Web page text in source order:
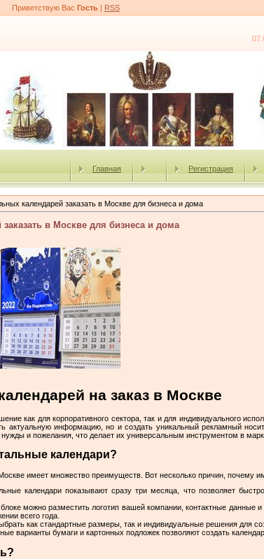
Приветствую Вас Гость | RSS
Главная Регистрация
календарей заказать в Москве для бизнеса и дома
в Москве для бизнеса и дома
на заказ в Москве
как для корпоративного сектора, так и для индивидуального
актуальную информацию, но и создать уникальный рекламный
и пожелания, что делает их универсальным инструментом в
календари?
имеет множество преимуществ. Вот несколько причин, почему
календари показывают сразу три месяца, что позволяет
можно разместить логотип вашей компании, контактные
всего года.
как стандартные размеры, так и индивидуальные решения для
варианты бумаги и картонных подложек позволяют создать